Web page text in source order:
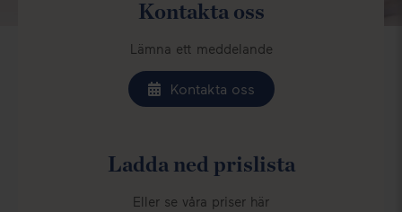
Lämna ett meddelande
Kontakta oss
Eller se våra priser här
Läs mer